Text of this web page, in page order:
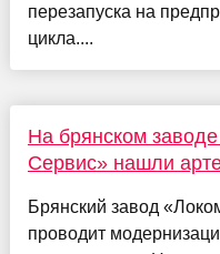
перезапуска на
цикла....
На брянском
Сервис» нашли
Брянский завод
проводит